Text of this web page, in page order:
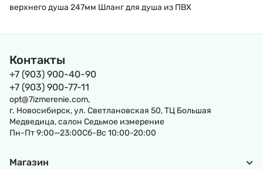
верхнего душа 247мм Шланг для душа из ПВХ
Контакты
+7 (903) 900-40-90
+7 (903) 900-77-11
opt@7izmerenie.com,
г. Новосибирск, ул. Светлановская 50, ТЦ Большая
Медведица, салон Седьмое измерение
Пн-Пт 9:00—23:00Сб-Вс 10:00-20:00
Магазин